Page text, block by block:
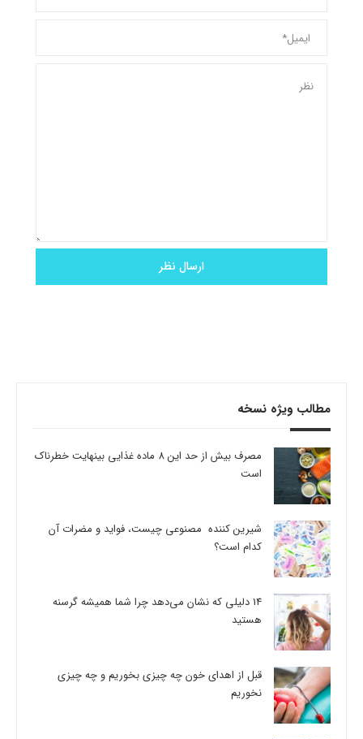
مطالب ویژه نسخه
مصرف بیش از حد این 8 ماده غذایی بینهایت خطرناک
است
شیرین کننده مصنوعی چیست، فواید و مضرات آن
کدام است؟
14 دلیلی که نشان می‌دهد چرا شما همیشه گرسنه
هستید
قبل از اهدای خون چه چیزی بخوریم و چه چیزی
نخوریم